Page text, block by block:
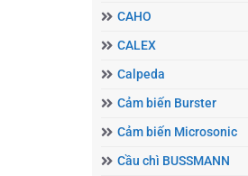
CAHO
CALEX
Calpeda
Cảm biến Burster
Cảm biến Microsonic
Cầu chì BUSSMANN